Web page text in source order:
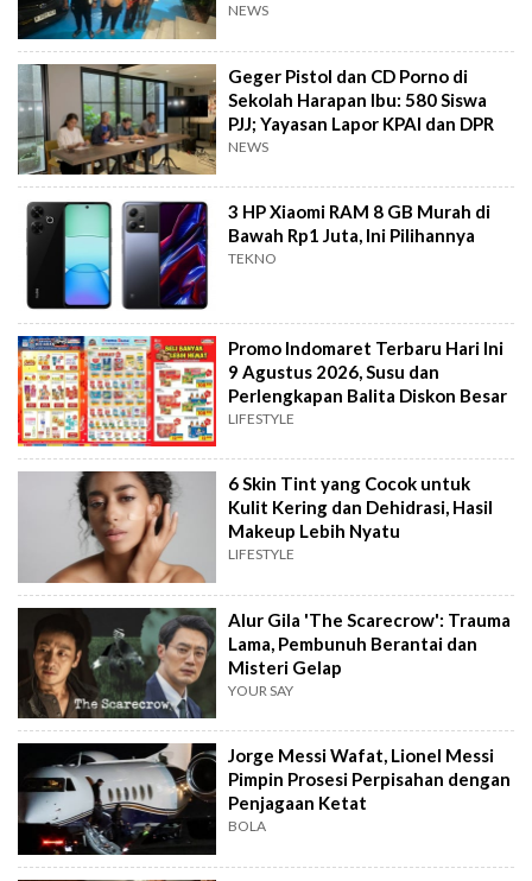
NEWS
Geger Pistol dan CD Porno di
Sekolah Harapan Ibu: 580 Siswa
PJJ; Yayasan Lapor KPAI dan DPR
NEWS
3 HP Xiaomi RAM 8 GB Murah di
Bawah Rp1 Juta, Ini Pilihannya
TEKNO
Promo Indomaret Terbaru Hari Ini
9 Agustus 2026, Susu dan
Perlengkapan Balita Diskon Besar
LIFESTYLE
6 Skin Tint yang Cocok untuk
Kulit Kering dan Dehidrasi, Hasil
Makeup Lebih Nyatu
LIFESTYLE
Alur Gila 'The Scarecrow': Trauma
Lama, Pembunuh Berantai dan
Misteri Gelap
YOUR SAY
Jorge Messi Wafat, Lionel Messi
Pimpin Prosesi Perpisahan dengan
Penjagaan Ketat
BOLA